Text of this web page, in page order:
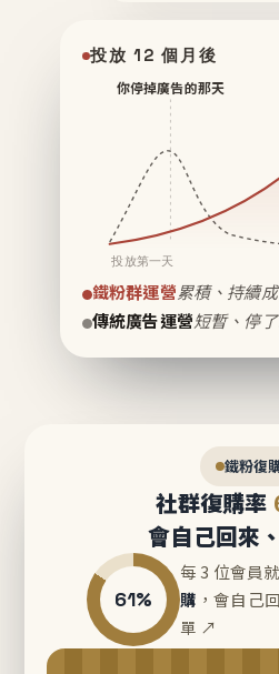
投放 12 個月後
你停掉廣告的那天
投放第一天
鐵粉群運營累積、持續
傳統廣告運營短暫、停
鐵粉復
社群復購率
會自己回來
61%
每 3 位會員
購 ，會自己
單 ↗